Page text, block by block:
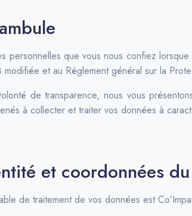
personnelles que vous nous confiez
modifiée et au Règlement général sur la
de transparence, nous vous
à collecter et traiter vos données à
et coordonnées
de traitement de vos données est